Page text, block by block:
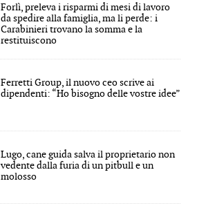
Forlì, preleva i risparmi di mesi di lavoro
da spedire alla famiglia, ma li perde: i
Carabinieri trovano la somma e la
restituiscono
Ferretti Group, il nuovo ceo scrive ai
dipendenti: “Ho bisogno delle vostre idee”
Lugo, cane guida salva il proprietario non
vedente dalla furia di un pitbull e un
molosso